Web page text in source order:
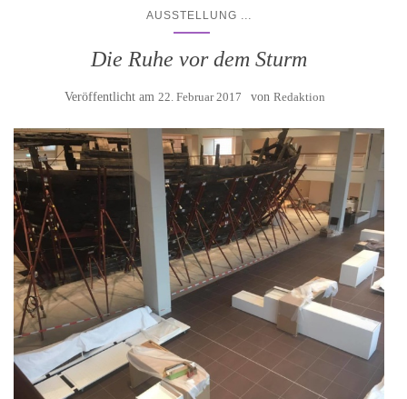
AUSSTELLUNG
Die Ruhe vor dem Sturm
Veröffentlicht am 22. Februar 2017 von Redaktion